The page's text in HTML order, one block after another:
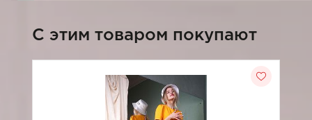
C этим товаром покупают